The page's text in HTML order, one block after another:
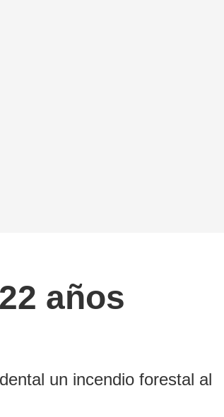
años
un incendio forestal al